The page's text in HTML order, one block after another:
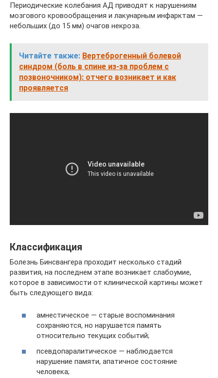
Периодические колебания АД приводят к нарушениям
мозгового кровообращения и лакунарным инфарктам —
небольших (до 15 мм) очагов некроза.
Читайте также: Вертеброгенный болевой
синдром (боль в спине из-за проблем с
позвоночником): отчего возникает и как
проявляется
Классификация
Болезнь Бинсвангера проходит несколько стадий
развития, на последнем этапе возникает слабоумие,
которое в зависимости от клинической картины может
быть следующего вида:
амнестическое — старые воспоминания
сохраняются, но нарушается память
относительно текущих событий;
псевдопаралитическое — наблюдается
нарушение памяти, апатичное состояние
человека;